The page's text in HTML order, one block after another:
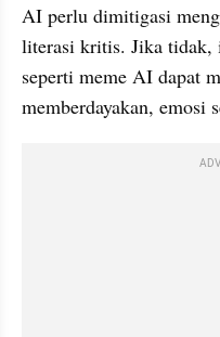
AI perlu dimitigasi
literasi kritis. Jika tidak,
seperti meme AI dapat
memberdayakan, emosi